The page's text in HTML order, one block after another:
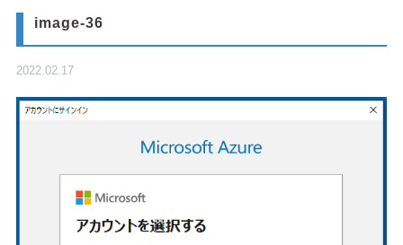
image-36
2022.02.17